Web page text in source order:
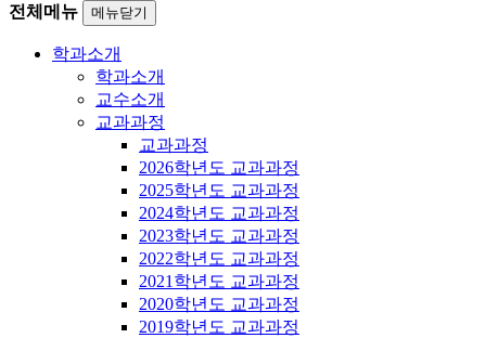
전체메뉴 메뉴닫기
학과소개
학과소개
교수소개
교과과정
교과과정
2026학년도 교과과정
2025학년도 교과과정
2024학년도 교과과정
2023학년도 교과과정
2022학년도 교과과정
2021학년도 교과과정
2020학년도 교과과정
2019학년도 교과과정